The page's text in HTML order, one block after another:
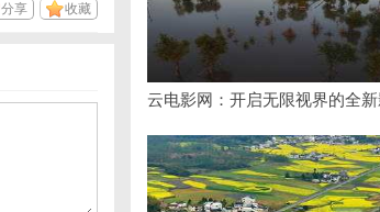
收藏
分享